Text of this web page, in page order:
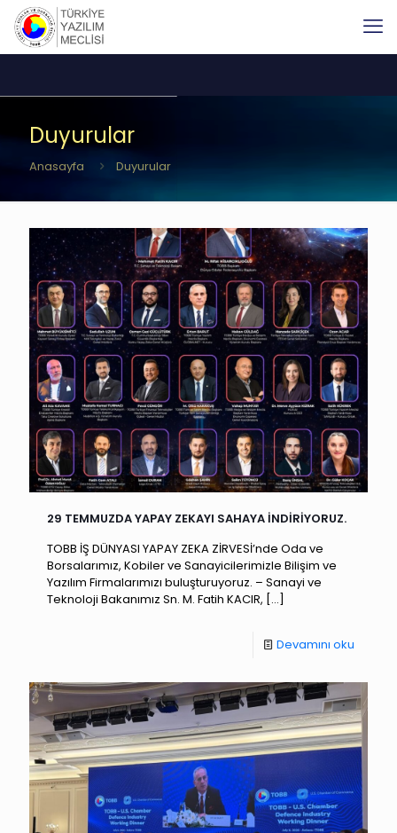
Duyurular
Anasayfa Duyurular
29 TEMMUZDA YAPAY ZEKAYI SAHAYA İNDİRİYORUZ.
TOBB İŞ DÜNYASI YAPAY ZEKA ZİRVESİ’nde Oda ve
Borsalarımız, Kobiler ve Sanayicilerimizle Bilişim ve
Yazılım Firmalarımızı buluşturuyoruz. – Sanayi ve
Teknoloji Bakanımız Sn. M. Fatih KACIR, […]
Devamını oku